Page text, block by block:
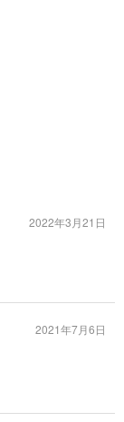
2022年3月21日
2021年7月6日